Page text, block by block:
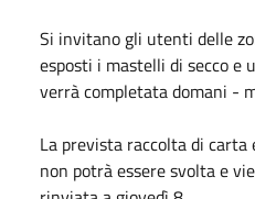
Si invitano gli utenti delle
esposti i mastelli di secco e
verrà completata domani -
La prevista raccolta di
non potrà essere svolta e